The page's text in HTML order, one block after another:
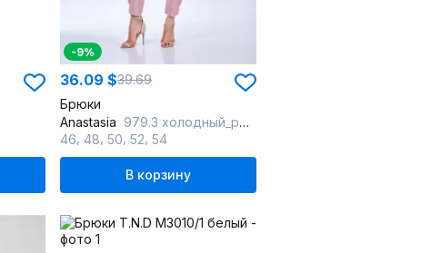
-9%
36.09 $39.69
Брюки
Anastasia 979.3 холодный_розовый
46 48 50 52 54
В корзину